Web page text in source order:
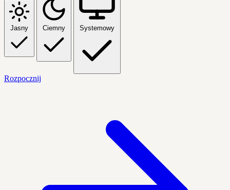
Jasny Ciemny Systemowy
Rozpocznij